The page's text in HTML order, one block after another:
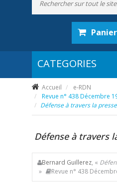
Panier
Accueil
e-RDN
Revue n° 438 Décembre
Défense à travers la presse
Défense à travers
Bernard Guillerez, «
»
Revue n° 438